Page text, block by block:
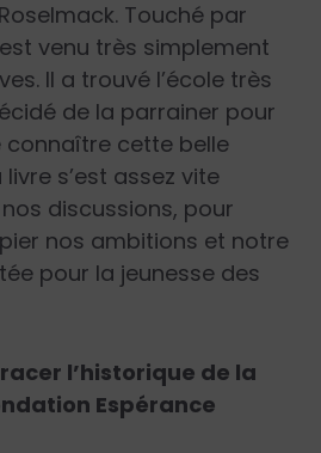
Touché par
venu très simplement
Il a trouvé l’école très
de la parrainer pour
connaître cette belle
livre s’est assez vite
discussions, pour
nos ambitions et notre
pour la jeunesse des
l’historique de la
Espérance